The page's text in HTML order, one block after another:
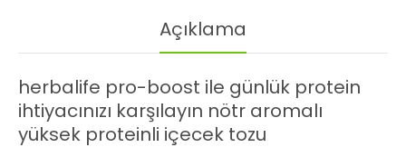
Açıklama
herbalife pro-boost ile günlük protein
ihtiyacınızı karşılayın nötr aromalı
yüksek proteinli içecek tozu